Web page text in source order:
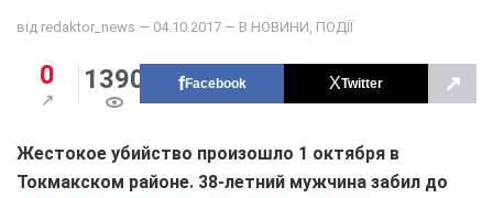
від redaktor_news — 04.10.2017 — В НОВИНИ ПОДІЇ
0 1390 Facebook Twitter ↗
Жестокое убийство произошло 1 октября в
Токмакском районе. 38-летний мужчина забил до